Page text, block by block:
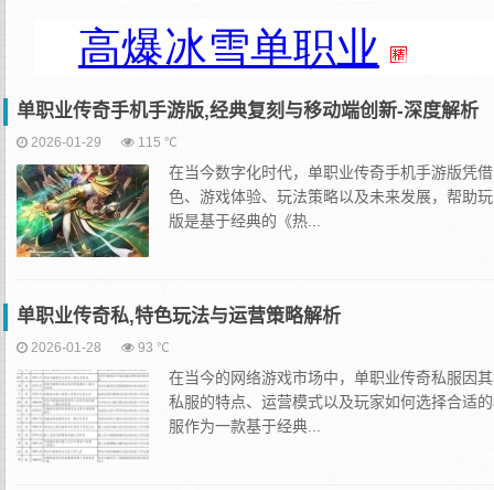
单职业传奇手机手游版,经典复刻与移动端创新-深度解析
2026-01-29 115 ℃
在当今数字化时代，单职业传奇手机手游版凭
色、游戏体验、玩法策略以及未来发展，帮助
版是基于经典的《热...
单职业传奇私,特色玩法与运营策略解析
2026-01-28 93 ℃
在当今的网络游戏市场中，单职业传奇私服因
私服的特点、运营模式以及玩家如何选择合适
服作为一款基于经典...